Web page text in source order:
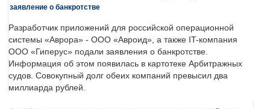
заявление о банкротстве
Разработчик приложений для российской операционной
системы «Аврора» - ООО «Авроид», а также IT-компания
ООО «Гиперус» подали заявления о банкротстве.
Информация об этом появилась в картотеке Арбитражных
судов. Совокупный долг обеих компаний превысил два
миллиарда рублей.